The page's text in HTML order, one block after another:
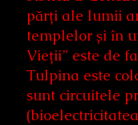
părți ale lumii
templelor și în
Vieții” este de
Tulpina este
sunt circuitele